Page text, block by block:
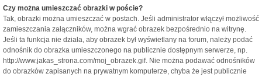
Czy można umieszczać obrazki w poście?
Tak, obrazki można umieszczać w postach. Jeśli administrator włączył możliwość
zamieszczania załączników, można wgrać obrazek bezpośrednio na witrynę.
Jeśli ta funkcja nie działa, aby obrazek był wyświetlany na forum, należy podać
odnośnik do obrazka umieszczonego na publicznie dostępnym serwerze, np.
http://www.jakas_strona.com/moj_obrazek.gif. Nie można podawać odnośników
do obrazków zapisanych na prywatnym komputerze, chyba że jest publicznie